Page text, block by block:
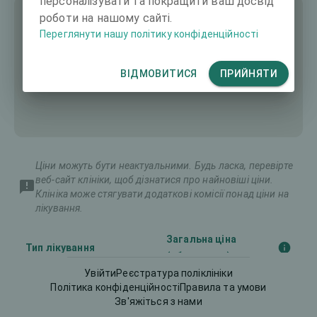
Ціни можуть бути неактуальними. Будь ласка, перевірте
веб-сайт клініки, щоб дізнатися про найновіші ціни.
Клініка може стягувати додаткові комісії понад ціни на
лікування.
Тип лікування
Загальна ціна
(обидва ока)
Implantable Contact
8391 €
УвійтиРеєстратура поліклініки
Політика конфіденційностіПравила та умови
Зв'яжіться з нами
роботи на нашому сайті.
Переглянути нашу політику конфіденційності
ВІДМОВИТИСЯ ПРИЙНЯТИ